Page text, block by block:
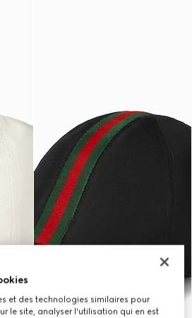
et des technologies similaires pour
le site, analyser l'utilisation qui en est